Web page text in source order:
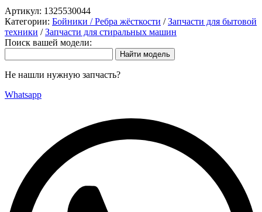
Артикул: 1325530044
Категории: Бойники / Ребра жёсткости /Запчасти для бытовой
техники /Запчасти для стиральных машин
Поиск вашей модели:
Не нашли нужную запчасть?
Whatsapp